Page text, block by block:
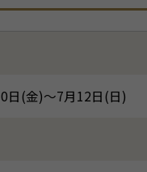
日(金)～7月12日(日)